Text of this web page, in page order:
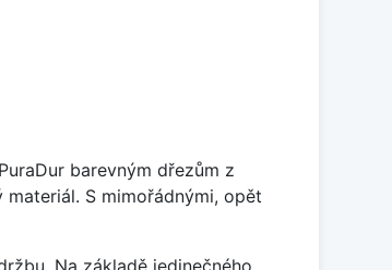
barevným dřezům z
S mimořádnými, opět
Na základě jedinečného,